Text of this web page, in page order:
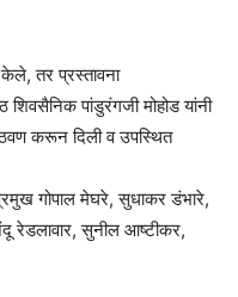
तर प्रस्तावना
शिवसैनिक पांडुरंगजी मोहोड यांनी
करून दिली व उपस्थित
गोपाल मेघरे, सुधाकर डंभारे,
रेडलावार, सुनील आष्टीकर,